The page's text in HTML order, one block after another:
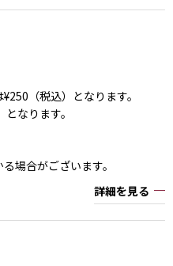
（税込）となります。
なります。
場合がございます。
詳細を見る